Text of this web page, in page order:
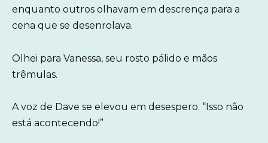
enquanto outros olhavam em descrença para a
cena que se desenrolava.
Olhei para Vanessa, seu rosto pálido e mãos
trêmulas.
A voz de Dave se elevou em desespero. “Isso não
está acontecendo!”